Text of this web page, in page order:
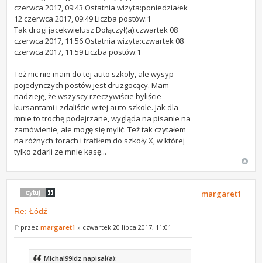
czerwca 2017, 09:43 Ostatnia wizyta:poniedziałek
12 czerwca 2017, 09:49 Liczba postów:1
Tak drogi jacekwielusz Dołączył(a):czwartek 08
czerwca 2017, 11:56 Ostatnia wizyta:czwartek 08
czerwca 2017, 11:59 Liczba postów:1
Też nic nie mam do tej auto szkoły, ale wysyp
pojedynczych postów jest druzgocący. Mam
nadzieję, że wszyscy rzeczywiście byliście
kursantami i zdaliście w tej auto szkole. Jak dla
mnie to trochę podejrzane, wygląda na pisanie na
zamówienie, ale mogę się mylić. Też tak czytałem
na różnych forach i trafiłem do szkoły X, w której
tylko zdarli ze mnie kasę...
Re: Łódź
przezmargaret1 » czwartek 20 lipca 2017, 11:01
Michal99ldz napisał(a):
margaret1